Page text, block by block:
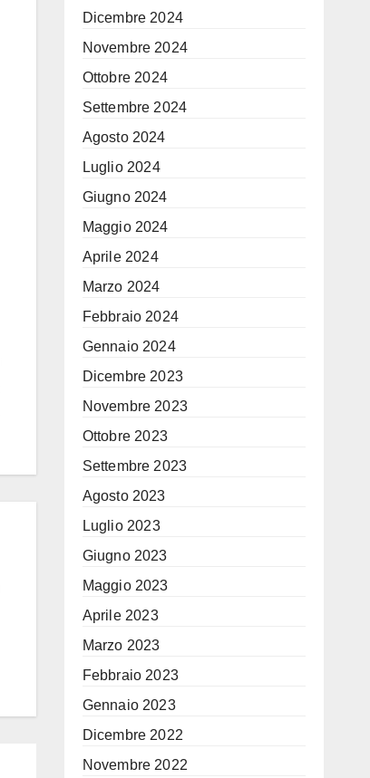
Dicembre 2024
Novembre 2024
Ottobre 2024
Settembre 2024
Agosto 2024
Luglio 2024
Giugno 2024
Maggio 2024
Aprile 2024
Marzo 2024
Febbraio 2024
Gennaio 2024
Dicembre 2023
Novembre 2023
Ottobre 2023
Settembre 2023
Agosto 2023
Luglio 2023
Giugno 2023
Maggio 2023
Aprile 2023
Marzo 2023
Febbraio 2023
Gennaio 2023
Dicembre 2022
Novembre 2022